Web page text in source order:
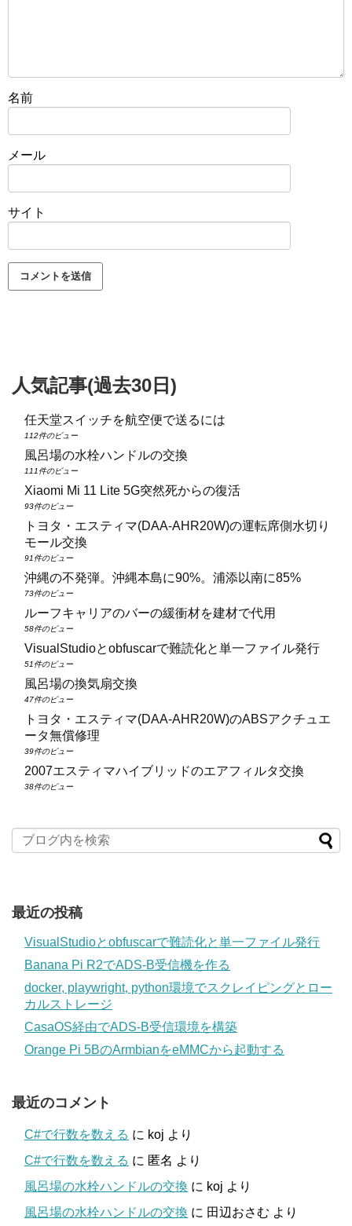
名前
メール
サイト
人気記事(過去30日)
任天堂スイッチを航空便で送るには
112件のビュー
風呂場の水栓ハンドルの交換
111件のビュー
Xiaomi Mi 11 Lite 5G突然死からの復活
93件のビュー
トヨタ・エスティマ(DAA‑AHR20W)の運転席側水切り
モール交換
91件のビュー
沖縄の不発弾。沖縄本島に90%。浦添以南に85%
73件のビュー
ルーフキャリアのバーの緩衝材を建材で代用
58件のビュー
VisualStudioとobfuscarで難読化と単一ファイル発行
51件のビュー
風呂場の換気扇交換
47件のビュー
トヨタ・エスティマ(DAA‑AHR20W)のABSアクチュエ
ータ無償修理
39件のビュー
2007エスティマハイブリッドのエアフィルタ交換
38件のビュー
最近の投稿
VisualStudioとobfuscarで難読化と単一ファイル発行
Banana Pi R2でADS-B受信機を作る
docker, playwright, python環境でスクレイピングとロー
カルストレージ
CasaOS経由でADS-B受信環境を構築
Orange Pi 5BのArmbianをeMMCから起動する
最近のコメント
C#で行数を数える に koj より
C#で行数を数える に 匿名 より
風呂場の水栓ハンドルの交換 に koj より
風呂場の水栓ハンドルの交換 に 田辺おさむ より